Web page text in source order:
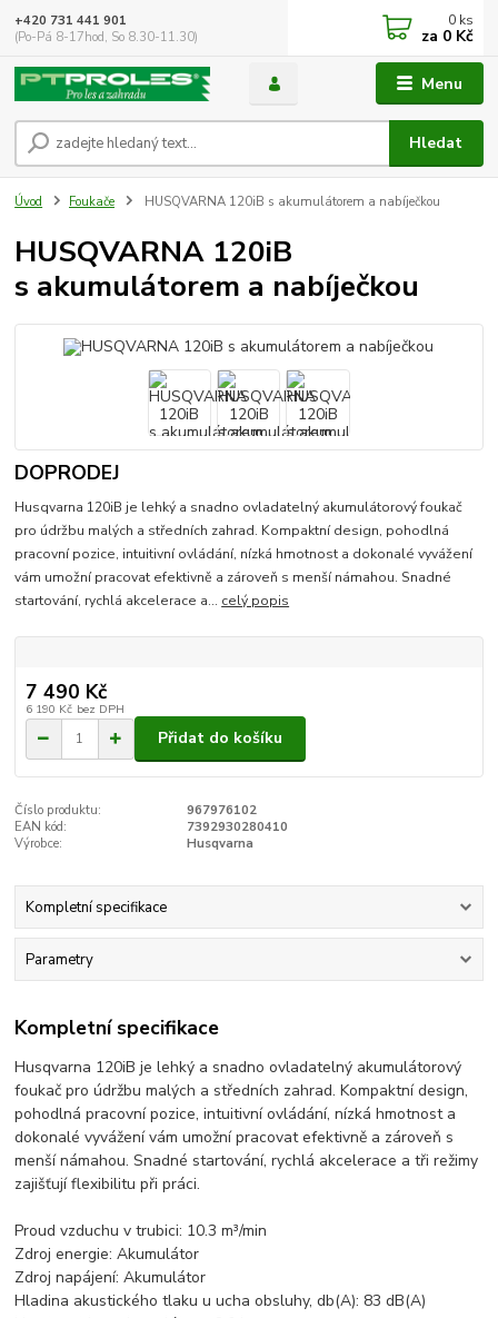
Menu
Hledat
+420 731 441 901
(Po-Pá 8-17hod, So 8.30-11.30)
0 ks
za 0 Kč
Úvod Foukače HUSQVARNA 120iB s akumulátorem a nabíječkou
HUSQVARNA 120iB
s akumulátorem a nabíječkou
DOPRODEJ
Husqvarna 120iB je lehký a snadno ovladatelný akumulátorový foukač
pro údržbu malých a středních zahrad. Kompaktní design, pohodlná
pracovní pozice, intuitivní ovládání, nízká hmotnost a dokonalé vyvážení
vám umožní pracovat efektivně a zároveň s menší námahou. Snadné
startování, rychlá akcelerace a... celý popis
7 490 Kč
6 190 Kč bez DPH
Přidat do košíku
Číslo produktu:
967976102
EAN kód:
7392930280410
Výrobce:
Husqvarna
Kompletní specifikace
Parametry
Kompletní specifikace
Husqvarna 120iB je lehký a snadno ovladatelný akumulátorový
foukač pro údržbu malých a středních zahrad. Kompaktní design,
pohodlná pracovní pozice, intuitivní ovládání, nízká hmotnost a
dokonalé vyvážení vám umožní pracovat efektivně a zároveň s
menší námahou. Snadné startování, rychlá akcelerace a tři režimy
zajišťují flexibilitu při práci.
Proud vzduchu v trubici: 10.3 m³/min
Zdroj energie: Akumulátor
Zdroj napájení: Akumulátor
Hladina akustického tlaku u ucha obsluhy, db(A): 83 dB(A)